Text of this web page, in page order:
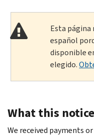
Esta página
español
disponible
elegido.
What this
We received payments